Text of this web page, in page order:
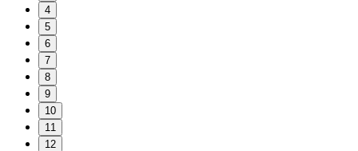
4
5
6
7
8
9
10
11
12